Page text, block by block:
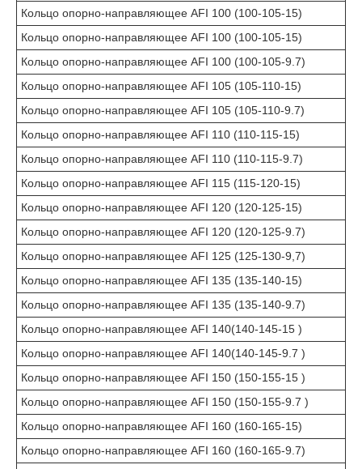
Кольцо опорно-направляющее AFI 100 (100-105-15)
Кольцо опорно-направляющее AFI 100 (100-105-15)
Кольцо опорно-направляющее AFI 100 (100-105-9.7)
Кольцо опорно-направляющее AFI 105 (105-110-15)
Кольцо опорно-направляющее AFI 105 (105-110-9.7)
Кольцо опорно-направляющее AFI 110 (110-115-15)
Кольцо опорно-направляющее AFI 110 (110-115-9.7)
Кольцо опорно-направляющее AFI 115 (115-120-15)
Кольцо опорно-направляющее AFI 120 (120-125-15)
Кольцо опорно-направляющее AFI 120 (120-125-9.7)
Кольцо опорно-направляющее AFI 125 (125-130-9,7)
Кольцо опорно-направляющее AFI 135 (135-140-15)
Кольцо опорно-направляющее AFI 135 (135-140-9.7)
Кольцо опорно-направляющее AFI 140(140-145-15 )
Кольцо опорно-направляющее AFI 140(140-145-9.7 )
Кольцо опорно-направляющее AFI 150 (150-155-15 )
Кольцо опорно-направляющее AFI 150 (150-155-9.7 )
Кольцо опорно-направляющее AFI 160 (160-165-15)
Кольцо опорно-направляющее AFI 160 (160-165-9.7)